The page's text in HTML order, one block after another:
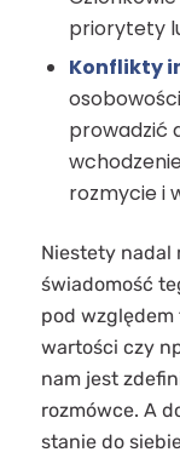
priorytety
Konflikty
prowadzić
rozmycie i
Niestety nadal
świadomość
pod
wartości czy
nam jest
rozmówce. A
stanie do